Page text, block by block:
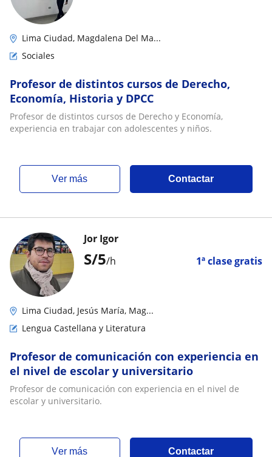
Lima Ciudad, Magdalena Del Ma...
Sociales
Profesor de distintos cursos de Derecho,
Economía, Historia y DPCC
Profesor de distintos cursos de Derecho y Economía,
experiencia en trabajar con adolescentes y niños.
ver más Contactar
S/5/h 1ª clase gratis
Jor Igor
Lima Ciudad, Jesús María, Mag...
Lengua Castellana y Literatura
Profesor de comunicación con experiencia en
el nivel de escolar y universitario
Profesor de comunicación con experiencia en el nivel de
escolar y universitario.
ver más Contactar